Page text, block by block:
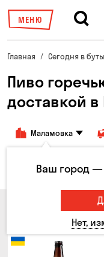
МЕНЮ
Главная Сегодня в
Пиво
доставкой
Маламовка
Все товары
Ваш город —
Нет,